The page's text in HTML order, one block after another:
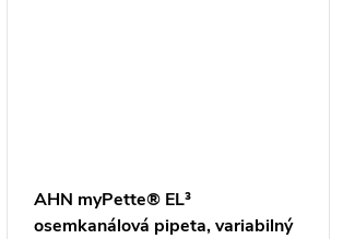
AHN myPette® EL³
osemkanálová pipeta, variabilný